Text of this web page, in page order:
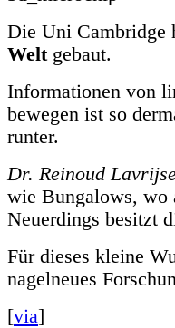
Die Uni Cambridge
Weltgebaut.
Informationen von
bewegen ist so
runter.
Dr. Reinoud
wie Bungalows, wo
Neuerdings besitzt
Für dieses kleine
nagelneues
[via]